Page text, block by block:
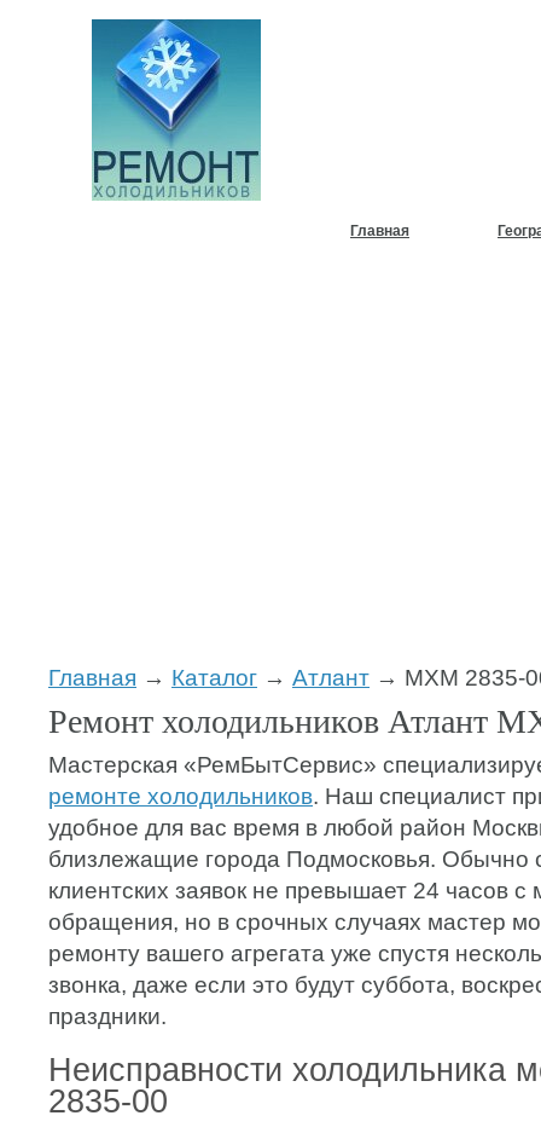
Главная
Главная → Каталог → Атлант → МХМ 2835-
Ремонт холодильников Атлант
Мастерская «РемБытСервис»
ремонте холодильников. Наш специалист
удобное для вас время в любой район
близлежащие города Подмосковья. Обычно
клиентских заявок не превышает 24 часов с
обращения, но в срочных случаях мастер
ремонту вашего агрегата уже спустя
звонка, даже если это будут суббота,
праздники.
Неисправности холодильника
2835-00